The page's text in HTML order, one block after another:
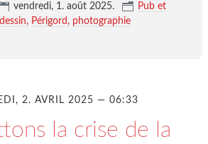
vendredi, 1. août 2025.
Pub et
dessin Périgord
photographie
2. AVRIL 2025 — 06:33
la crise de la